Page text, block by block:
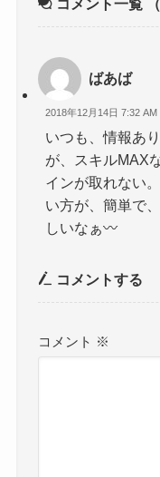
コメント一覧
ばあば
2018年12月14日 7:32 AM
いつも、情報あ
が、スキルMAX
インが取れない
い方が、簡単で
しいなぁ〰️
コメントする
コメント ※